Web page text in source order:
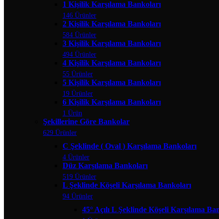
1 Kişilik Karşılama Bankoları
146 Ürünler
2 Kişilik Karşılama Bankoları
584 Ürünler
3 Kişilik Karşılama Bankoları
494 Ürünler
4 Kişilik Karşılama Bankoları
55 Ürünler
5 Kişilik Karşılama Bankoları
19 Ürünler
6 Kişilik Karşılama Bankoları
1 Ürün
Şekillerine Göre Bankolar
629 Ürünler
C Şeklinde ( Oval ) Karşılama Bankoları
4 Ürünler
Düz Karşılama Bankoları
519 Ürünler
L Şeklinde Köşeli Karşılama Bankoları
94 Ürünler
45° Açılı L Şeklinde Köşeli Karşılama